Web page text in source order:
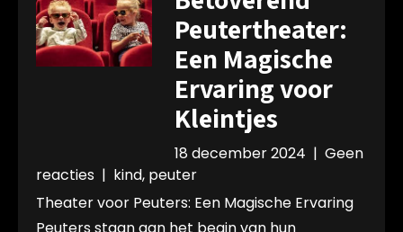
Peutertheater:
Een Magische
Ervaring voor
Kleintjes
18 december 2024 | Geen
reacties | kind, peuter
Theater voor Peuters: Een Magische Ervaring